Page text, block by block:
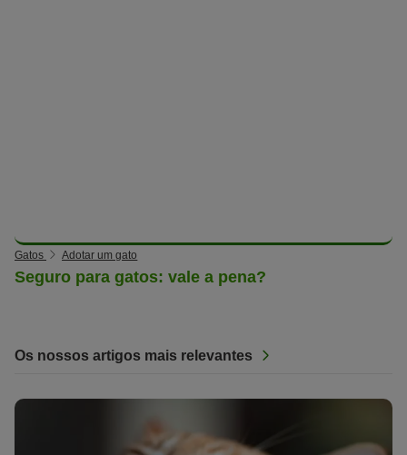
Gatos Adotar um gato
Seguro para gatos: vale a pena?
Os nossos artigos mais relevantes